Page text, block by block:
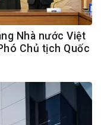
Nhà nước Việt
Chủ tịch Quốc